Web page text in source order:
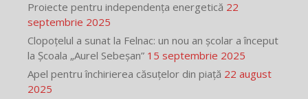
Proiecte pentru independența energetică 22
septembrie 2025
Clopoțelul a sunat la Felnac: un nou an școlar a început
la Școala „Aurel Sebeșan” 15 septembrie 2025
Apel pentru închirierea căsuțelor din piață 22 august
2025